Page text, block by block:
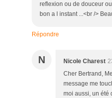
reflexion ou de douceur
bon a l instant ...<br />
Répondre
N Nicole Charest
Cher Bertrand,
message me
moi aussi, un